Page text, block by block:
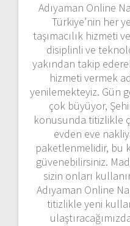
Adıyaman Online
Türkiye’nin her
taşımacılık hizmeti
disiplinli ve
yakından takip
hizmeti vermek
yenilemekteyiz. Gün
çok büyüyor,
konusunda titizlikle
evden eve
paketlenmelidir, bu
güvenebilirsiniz.
sizin onları
Adıyaman Online
titizlikle yeni